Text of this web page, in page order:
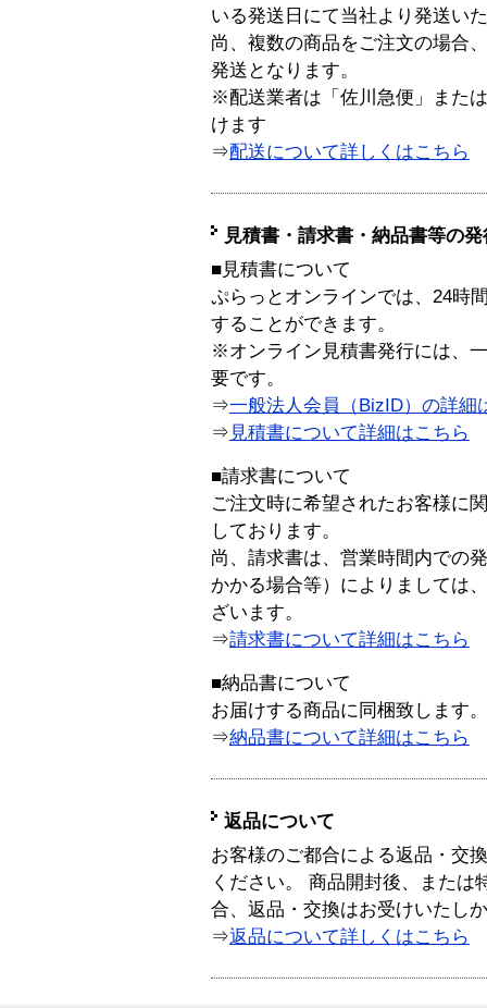
いる発送日にて当社より発送い
尚、複数の商品をご注文の場合
発送となります。
※配送業者は「佐川急便」また
けます
⇒配送について詳しくはこちら
見積書・請求書・納品書等の
■見積書について
ぷらっとオンラインでは、24時
することができます。
※オンライン見積書発行には、
要です。
⇒一般法人会員（BizID）の詳細
⇒ 見積書について詳細はこちら
■請求書について
ご注文時に希望されたお客様に
しております。
尚、請求書は、営業時間内での
かかる場合等）によりましては
ざいます。
⇒請求書について詳細はこちら
■納品書について
お届けする商品に同梱致します。
⇒納品書について詳細はこちら
返品について
お客様のご都合による返品・交
ください。 商品開封後、または
合、返品・交換はお受けいたし
⇒返品について詳しくはこちら